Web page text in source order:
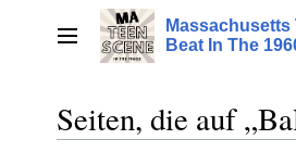
springenHauptmenü
Massachusetts
Beat In The
Seiten, die auf